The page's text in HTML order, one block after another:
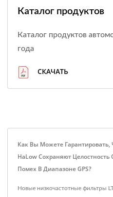
Каталог продуктов
Каталог продуктов
года
СКАЧАТЬ
Как Вы Можете Гарантировать,
HaLow Сохраняют Целостность
Помех В Диапазоне GPS?
Новые низкочастотные фильтры